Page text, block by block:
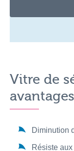
Vitre de
avantages
Diminution
Résiste